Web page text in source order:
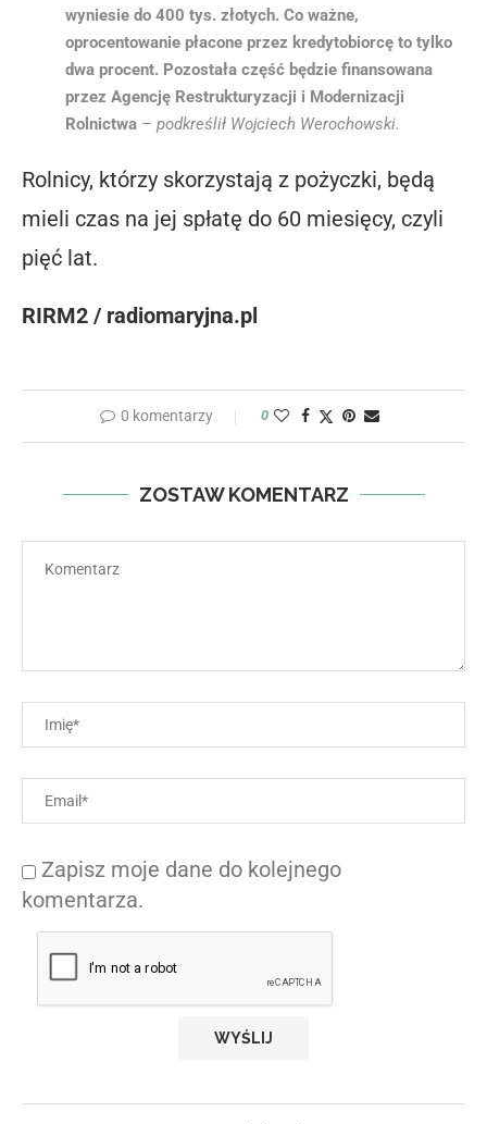
wyniesie do 400 tys. złotych. Co ważne,
oprocentowanie płacone przez kredytobiorcę to tylko
dwa procent. Pozostała część będzie finansowana
przez Agencję Restrukturyzacji i Modernizacji
Rolnictwa – podkreślił Wojciech Werochowski.
Rolnicy, którzy skorzystają z pożyczki, będą
mieli czas na jej spłatę do 60 miesięcy, czyli
pięć lat.
RIRM2 / radiomaryjna.pl
0 komentarzy 0
ZOSTAW KOMENTARZ
Zapisz moje dane do kolejnego
komentarza.